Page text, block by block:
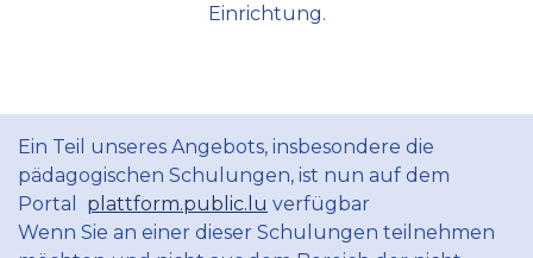
Einrichtung.
Ein Teil unseres Angebots, insbesondere die
pädagogischen Schulungen, ist nun auf dem
Portal plattform.public.lu verfügbar
Wenn Sie an einer dieser Schulungen teilnehmen